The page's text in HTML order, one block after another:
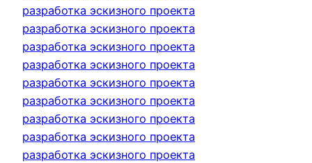
разработка эскизного проекта
разработка эскизного проекта
разработка эскизного проекта
разработка эскизного проекта
разработка эскизного проекта
разработка эскизного проекта
разработка эскизного проекта
разработка эскизного проекта
разработка эскизного проекта